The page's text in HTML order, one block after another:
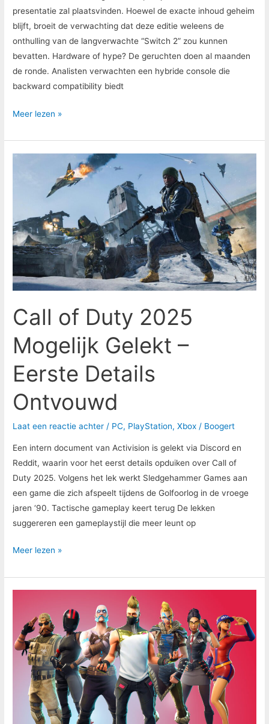
presentatie zal plaatsvinden. Hoewel de exacte inhoud geheim
blijft, broeit de verwachting dat deze editie weleens de
onthulling van de langverwachte “Switch 2” zou kunnen
bevatten. Hardware of hype? De geruchten doen al maanden
de ronde. Analisten verwachten een hybride console die
backward compatibility biedt
Meer lezen »
Call of Duty 2025
Mogelijk Gelekt –
Eerste Details
Ontvouwd
Laat een reactie achter / PC, PlayStation,Xbox / Boogert
Een intern document van Activision is gelekt via Discord en
Reddit, waarin voor het eerst details opduiken over Call of
Duty 2025. Volgens het lek werkt Sledgehammer Games aan
een game die zich afspeelt tijdens de Golfoorlog in de vroege
jaren ‘90. Tactische gameplay keert terug De lekken
suggereren een gameplaystijl die meer leunt op
Mogelijk
Gelekt
–
Eerste
Details
Meer lezen »
Seizoen
Brengt
Terugkeer
Klassieke
Map